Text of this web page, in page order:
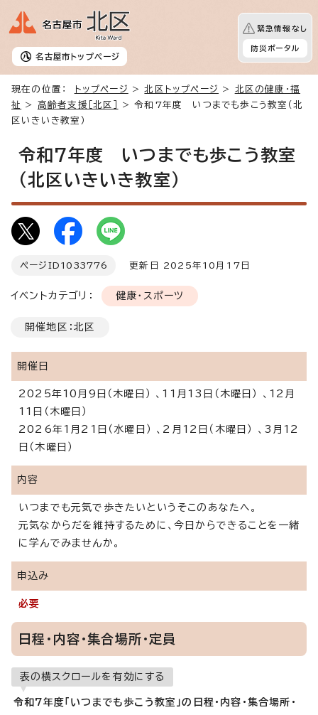
名古屋市 トップページ
緊急情報なし
防災ポータル
現在の位置： トップページ >北区トップページ > 北区の健康・福
祉
> 高齢者支援［北区］
> 令和7年度 いつまでも歩こう教室（北
区いきいき教室）
令和7年度 いつまでも歩こう教室
（北区いきいき教室）
ページID 1033776 更新日 2025年10月17日
イベントカテゴリ： 健康・スポーツ
開催地区：北区
開催日
2025年10月9日（木曜日） 、11月13日（木曜日） 、12月
11日（木曜日）
2026年1月21日（水曜日） 、2月12日（木曜日） 、3月12
日（木曜日）
内容
いつまでも元気で歩きたいというそこのあなたへ。
元気なからだを維持するために、今日からできることを一緒
に学んでみませんか。
申込み
必要
日程・内容・集合場所・定員
表の横スクロールを有効にする
令和7年度「いつまでも歩こう教室」の日程・内容・集合場所・